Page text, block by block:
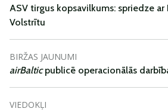
ASV tirgus kopsavilkums: spriedze ar
Volstrītu
BIRŽAS JAUNUMI
airBalticpublicē operacionālās
VIEDOKĻI